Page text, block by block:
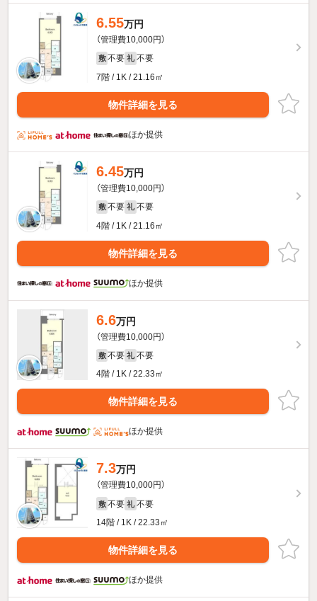
6.55万円
（管理費10,000円）
敷 不要 礼 不要
7階 / 1K / 21.16㎡
物件詳細を見る
ほか提供
6.45万円
（管理費10,000円）
敷 不要 礼 不要
4階 / 1K / 21.16㎡
物件詳細を見る
ほか提供
6.6万円
（管理費10,000円）
敷 不要 礼 不要
4階 / 1K / 22.33㎡
物件詳細を見る
ほか提供
7.3万円
（管理費10,000円）
敷 不要 礼 不要
14階 / 1K / 22.33㎡
物件詳細を見る
ほか提供